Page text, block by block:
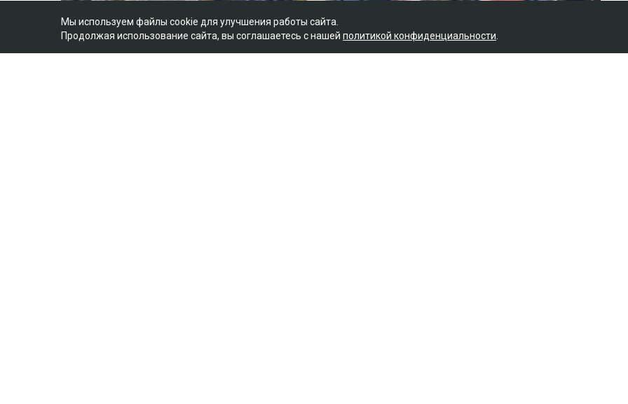
Мы используем файлы cookie для улучшения работы сайта.
Продолжая использование сайта, вы соглашаетесь с нашей политикой конфиденциальности